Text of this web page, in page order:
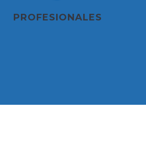
PROFESIONALES